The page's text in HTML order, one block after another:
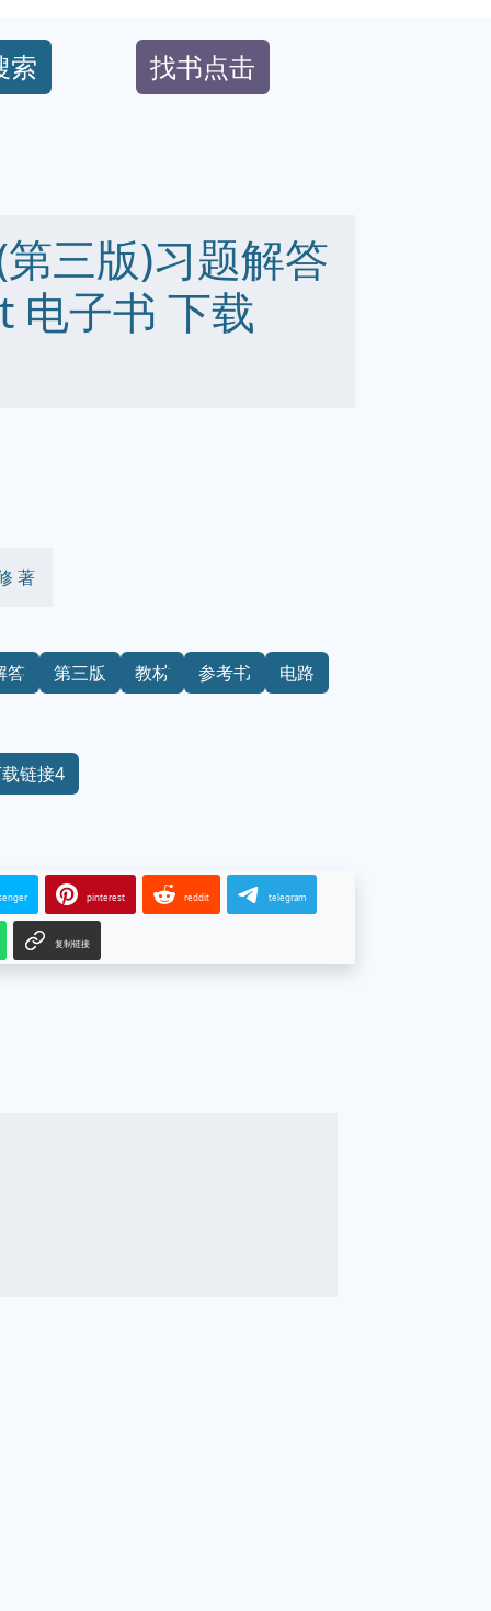
索 找书点击
三版)习题解答
子书 下载
著
答 第三版 教材 参考书 电路
链接4
pinterest reddit telegram
复制链接